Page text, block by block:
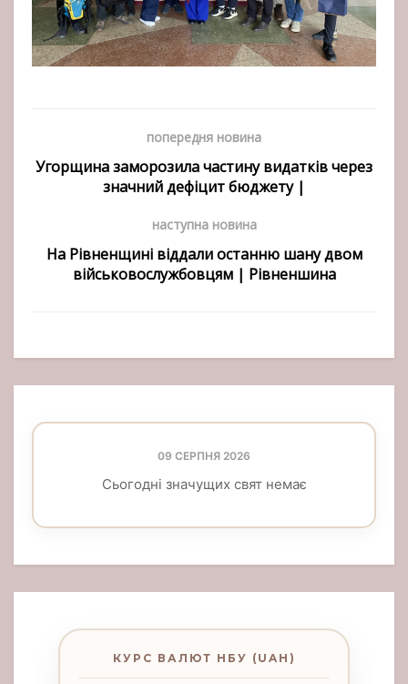
попередня новина
Угорщина заморозила частину видатків через
значний дефіцит бюджету |
наступна новина
На Рівненщині віддали останню шану двом
військовослужбовцям | Рівненшина
09 СЕРПНЯ 2026
Сьогодні значущих свят немає
КУРС ВАЛЮТ НБУ (UAH)